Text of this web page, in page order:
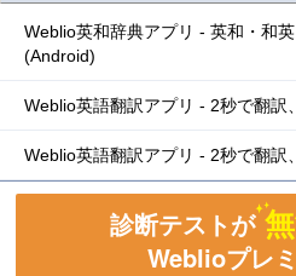
Weblio英和辞典アプリ - 英和・和
(Android)
Weblio英語翻訳アプリ - 2秒で翻訳
Weblio英語翻訳アプリ - 2秒で翻訳
診断テストが
Weblioプレ